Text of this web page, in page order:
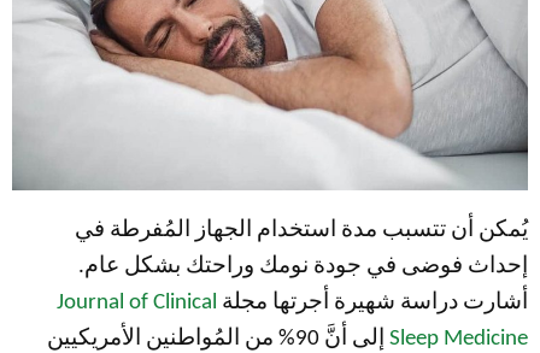
يُمكن أن تتسبب مدة استخدام الجهاز المُفرطة في
إحداث فوضى في جودة نومك وراحتك بشكل عام.
أشارت دراسة شهيرة أجرتها مجلة Journal of Clinical
Sleep Medicine
إلى أنَّ 90% من المُواطنين الأمريكيين